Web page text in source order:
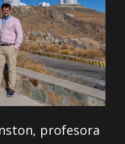
profesora